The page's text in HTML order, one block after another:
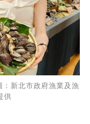
新北市政府漁業及漁
供